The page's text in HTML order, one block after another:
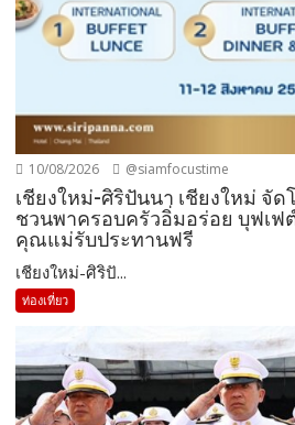
10/08/2026 @siamfocustime
เชียงใหม่-ศิริปันนา เชียงใหม่ จั
ชวนพาครอบครัวอิ่มอร่อย บุฟเ
คุณแม่รับประทานฟรี
เชียงใหม่-ศิริปั...
ท่องเที่ยว